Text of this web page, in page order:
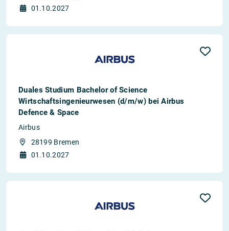
01.10.2027
Duales Studium Bachelor of Science
Wirtschaftsingenieurwesen (d/m/w) bei Airbus
Defence & Space
Airbus
28199 Bremen
01.10.2027